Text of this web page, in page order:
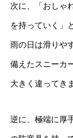
次に、「おしゃ
を持っていく」
雨の日は滑りや
備えたスニーカ
大きく違ってき
逆に、極端に厚